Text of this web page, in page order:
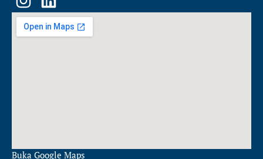
n
s
i
n
Buka Google Maps